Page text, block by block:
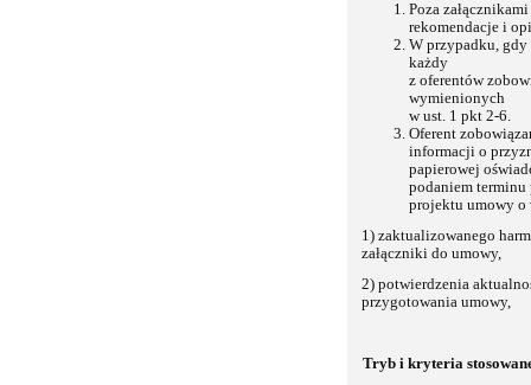
Poza
rekomendacje i
W przypadku, gdy
każdy
z oferentów
wymienionych
w ust. 1 pkt 2-6.
Oferent
informacji o
papierowej
podaniem terminu
projektu umowy o
1) zaktualizowanego
załączniki do umowy,
2) potwierdzenia
przygotowania umowy,
Tryb i kryteria